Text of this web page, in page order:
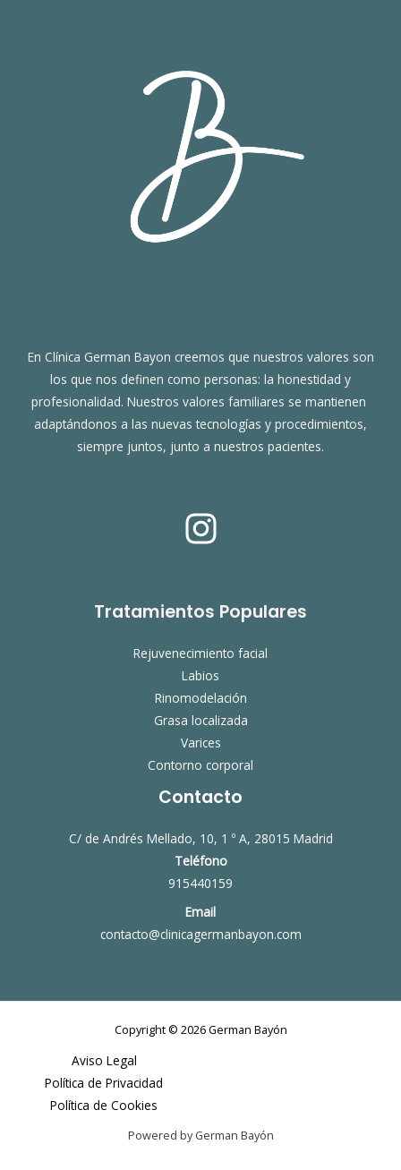
En Clínica German Bayon creemos que nuestros valores son
los que nos definen como personas: la honestidad y
profesionalidad. Nuestros valores familiares se mantienen
adaptándonos a las nuevas tecnologías y procedimientos,
siempre juntos, junto a nuestros pacientes.
Tratamientos Populares
Rejuvenecimiento facial
Labios
Rinomodelación
Grasa localizada
Varices
Contorno corporal
Contacto
C/ de Andrés Mellado, 10, 1 º A, 28015 Madrid
Teléfono
915440159
Email
contacto@clinicagermanbayon.com
Copyright © 2026 German Bayón
Aviso Legal
Política de Privacidad
Política de Cookies
Powered by German Bayón